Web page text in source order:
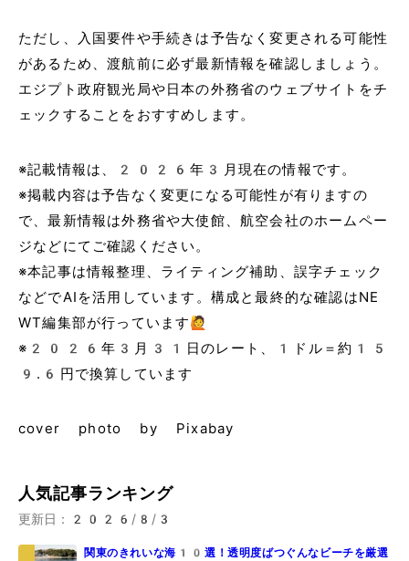
ただし、入国要件や手続きは予告なく変更される可能性
があるため、渡航前に必ず最新情報を確認しましょう。
エジプト政府観光局や日本の外務省のウェブサイトをチ
ェックすることをおすすめします。
※記載情報は、2026年3月現在の情報です。
※掲載内容は予告なく変更になる可能性が有りますの
で、最新情報は外務省や大使館、航空会社のホームペー
ジなどにてご確認ください。
※本記事は情報整理、ライティング補助、誤字チェック
などでAIを活用しています。構成と最終的な確認はNE
WT編集部が行っています🙋
※2026年3月31日のレート、1ドル＝約15
9.6円で換算しています
cover photo by Pixabay
人気記事ランキング
更新日： 2026/8/3
関東のきれいな海10選！透明度ばつぐんなビーチを厳選